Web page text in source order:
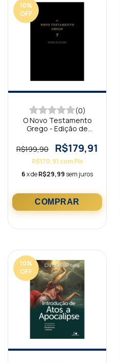
10%
OFF
(0)
O Novo Testamento
Grego - Edição de
R$199,90
R$179,91
R$170,91 com Pix
6x deR$29,99 sem juros
10%
OFF